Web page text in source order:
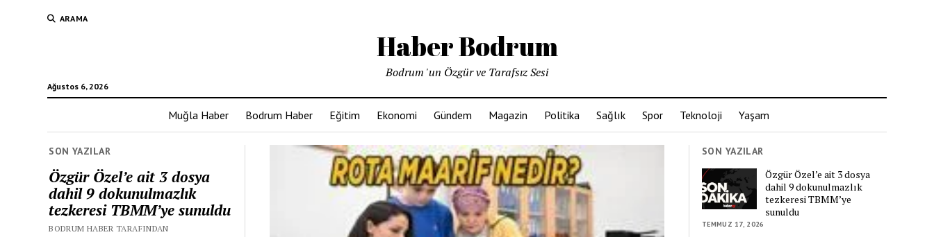
ARAMA
Haber Bodrum
Ağustos 6, 2026
Bodrum 'un Özgür ve Tarafsız Sesi
Muğla Haber Bodrum Haber Eğitim Ekonomi Gündem Magazin Politika Sağlık Spor Teknoloji Yaşam
SON YAZILAR
Özgür Özel’e ait 3 dosya
dahil 9 dokunulmazlık
tezkeresi TBMM’ye sunuldu
BODRUM HABER TARAFINDAN
SON YAZILAR
Özgür Özel’e ait 3 dosya
dahil 9 dokunulmazlık
tezkeresi TBMM’ye
sunuldu
TEMMUZ 17, 2026